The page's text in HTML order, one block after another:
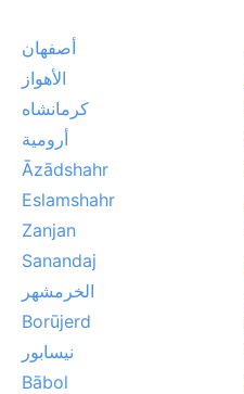
أصفهان
الأهواز
كرمانشاه
أرومية
Āzādshahr
Eslamshahr
Zanjan
Sanandaj
الخرمشهر
Borūjerd
نيسابور
Bābol